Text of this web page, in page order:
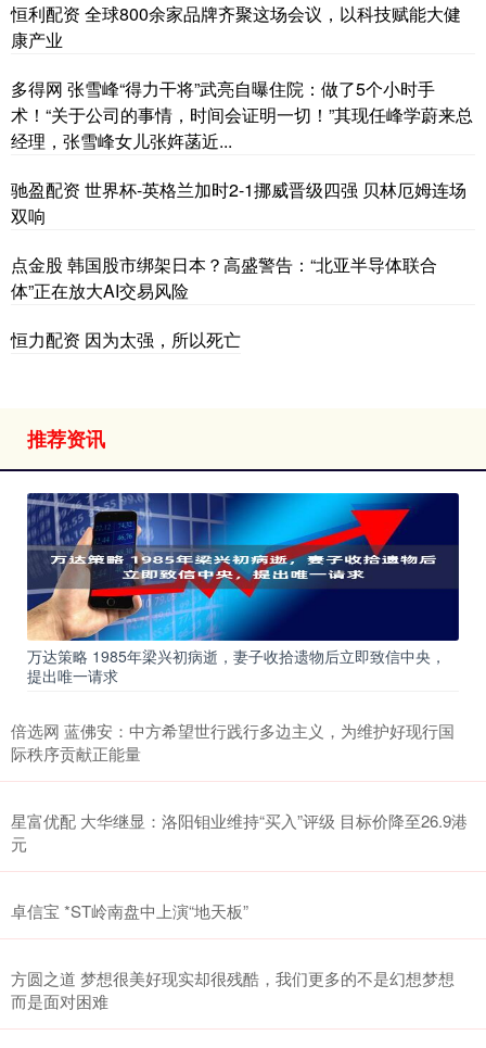
恒利配资 全球800余家品牌齐聚这场会议，以科技赋能大健
康产业
多得网 张雪峰“得力干将”武亮自曝住院：做了5个小时手
术！“关于公司的事情，时间会证明一切！”其现任峰学蔚来总
经理，张雪峰女儿张姩菡近...
驰盈配资 世界杯-英格兰加时2-1挪威晋级四强 贝林厄姆连场
双响
点金股 韩国股市绑架日本？高盛警告：“北亚半导体联合
体”正在放大AI交易风险
恒力配资 因为太强，所以死亡
推荐资讯
万达策略 1985年梁兴初病逝，妻子收拾遗物后立即致信中央，
提出唯一请求
倍选网 蓝佛安：中方希望世行践行多边主义，为维护好现行国
际秩序贡献正能量
星富优配 大华继显：洛阳钼业维持“买入”评级 目标价降至26.9港
元
卓信宝 *ST岭南盘中上演“地天板”
方圆之道 梦想很美好现实却很残酷，我们更多的不是幻想梦想
而是面对困难